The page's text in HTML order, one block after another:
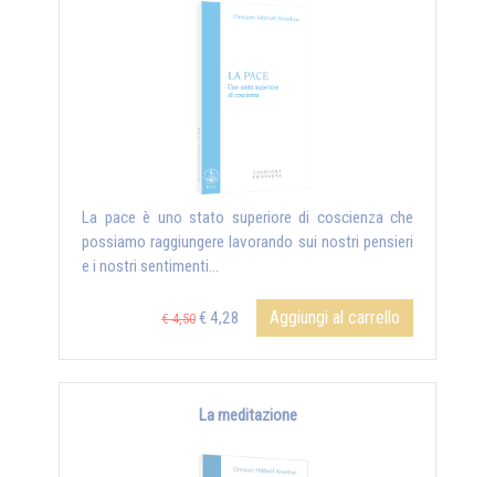
La pace è uno stato superiore di coscienza che
possiamo raggiungere lavorando sui nostri pensieri
e i nostri sentimenti...
€ 4,50 € 4,28 Aggiungi al carrello
La meditazione